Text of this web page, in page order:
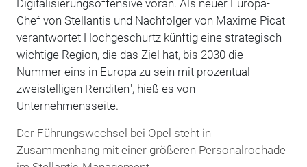
Digitalisierungsoffensive voran. Als neuer Europa-
Chef von Stellantis und Nachfolger von Maxime Picat
verantwortet Hochgeschurtz künftig eine strategisch
wichtige Region, die das Ziel hat, bis 2030 die
Nummer eins in Europa zu sein mit prozentual
zweistelligen Renditen", hieß es von
Unternehmensseite.
Der Führungswechsel bei Opel steht in
Zusammenhang mit einer größeren Personalrochade